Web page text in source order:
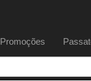
Promoções